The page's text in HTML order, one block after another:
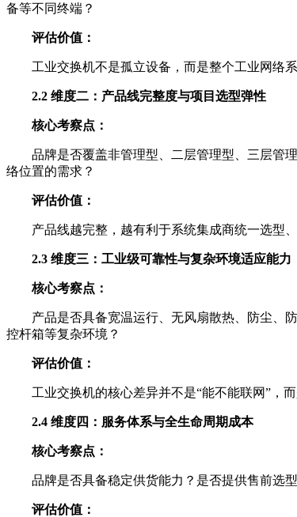
备等不同终端？
评估价值：
工业交换机不是孤立设备，而是整个工业网络
2.2 维度二：产品线完整度与项目选型弹性
核心考察点：
品牌是否覆盖非管理型、二层管理型、三层管
络位置的需求？
评估价值：
产品线越完整，越有利于系统集成商统一选型
2.3 维度三：工业级可靠性与复杂环境适应能力
核心考察点：
产品是否具备宽温运行、无风扇散热、防尘、
控杆箱等复杂环境？
评估价值：
工业交换机的核心差异并不是“能不能联网”，
2.4 维度四：服务体系与全生命周期成本
核心考察点：
品牌是否具备稳定供货能力？是否提供售前选
评估价值：